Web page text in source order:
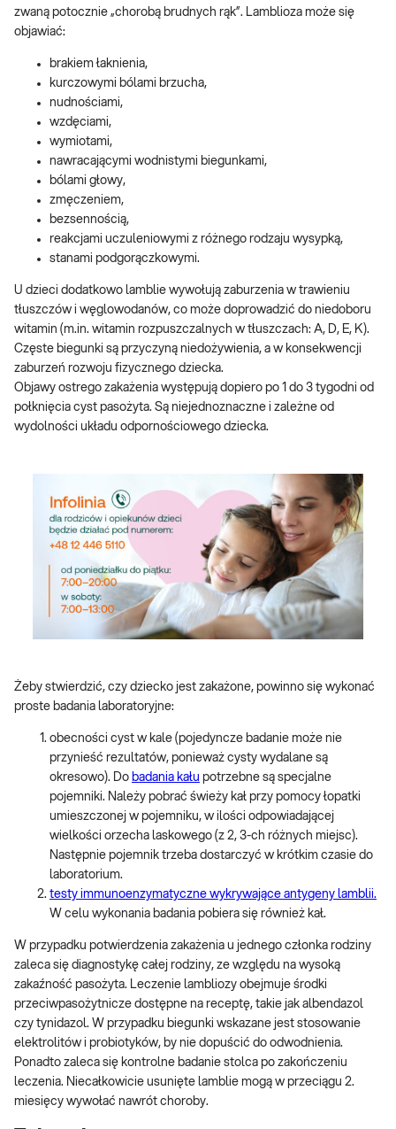
zwaną potocznie „chorobą brudnych rąk”. Lamblioza może się
objawiać:
brakiem łaknienia,
kurczowymi bólami brzucha,
nudnościami,
wzdęciami,
wymiotami,
nawracającymi wodnistymi biegunkami,
bólami głowy,
zmęczeniem,
bezsennością,
reakcjami uczuleniowymi z różnego rodzaju wysypką,
stanami podgorączkowymi.
U dzieci dodatkowo lamblie wywołują zaburzenia w trawieniu
tłuszczów i węglowodanów, co może doprowadzić do niedoboru
witamin (m.in. witamin rozpuszczalnych w tłuszczach: A, D, E, K).
Częste biegunki są przyczyną niedożywienia, a w konsekwencji
zaburzeń rozwoju fizycznego dziecka.
Objawy ostrego zakażenia występują dopiero po 1 do 3 tygodni od
połknięcia cyst pasożyta. Są niejednoznaczne i zależne od
wydolności układu odpornościowego dziecka.
Żeby stwierdzić, czy dziecko jest zakażone, powinno się wykonać
proste badania laboratoryjne:
obecności cyst w kale (pojedyncze badanie może nie
przynieść rezultatów, ponieważ cysty wydalane są
okresowo). Do badania kału potrzebne są specjalne
pojemniki. Należy pobrać świeży kał przy pomocy łopatki
umieszczonej w pojemniku, w ilości odpowiadającej
wielkości orzecha laskowego (z 2, 3-ch różnych miejsc).
Następnie pojemnik trzeba dostarczyć w krótkim czasie do
laboratorium.
testy immunoenzymatyczne wykrywające antygeny lamblii.
W celu wykonania badania pobiera się również kał.
W przypadku potwierdzenia zakażenia u jednego członka rodziny
zaleca się diagnostykę całej rodziny, ze względu na wysoką
zakaźność pasożyta. Leczenie lambliozy obejmuje środki
przeciwpasożytnicze dostępne na receptę, takie jak albendazol
czy tynidazol. W przypadku biegunki wskazane jest stosowanie
elektrolitów i probiotyków, by nie dopuścić do odwodnienia.
Ponadto zaleca się kontrolne badanie stolca po zakończeniu
leczenia. Niecałkowicie usunięte lamblie mogą w przeciągu 2.
miesięcy wywołać nawrót choroby.